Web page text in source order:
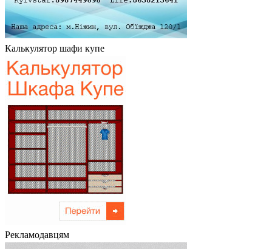
Калькулятор шафи купе
Рекламодавцям